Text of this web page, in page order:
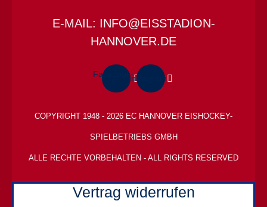
E-MAIL: INFO@EISSTADION-
HANNOVER.DE
Facebook-Instagram
COPYRIGHT 1948 - 2026 EC HANNOVER EISHOCKEY-
SPIELBETRIEBS GMBH
ALLE RECHTE VORBEHALTEN - ALL RIGHTS RESERVED
Vertrag widerrufen